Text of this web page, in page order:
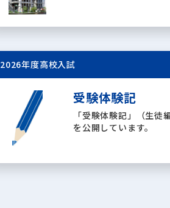
2026年度高校入試
受験体験記
「受験体験記」（生徒
を公開しています。